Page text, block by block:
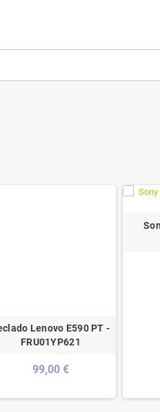
AS
Lenovo E590 PT -
FRU01YP621
99,00 €